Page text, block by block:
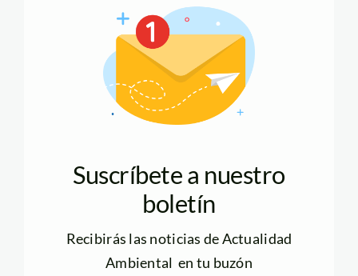
Suscríbete a nuestro
boletín
Recibirás las noticias de Actualidad
Ambiental en tu buzón